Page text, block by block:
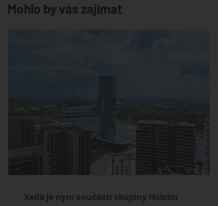
Mohlo by vás zajímat
Xella je nyní součástí skupiny Holcim